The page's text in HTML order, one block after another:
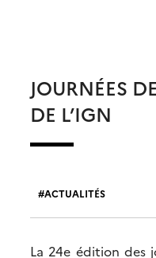
JOURNÉES
DE L’IGN
ACTUALITÉS
La 24e édition des